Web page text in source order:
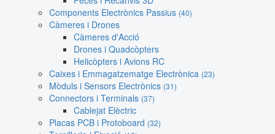
Components Electrònics Passius (40)
Càmeres i Drones
Càmeres d'Acció
Drones i Quadcòpters
Helicòpters i Avions RC
Caixes i Emmagatzematge Electrònica (23)
Mòduls i Sensors Electrònics (31)
Connectors i Terminals (37)
Cablejat Elèctric
Placas PCB i Protoboard (32)